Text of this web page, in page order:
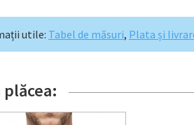
utile: Tabel de măsuri, Plata și